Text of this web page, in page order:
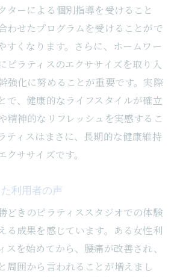
ターによる個別指導を受けること
わせたプログラムを受けることがで
すくなります。さらに、ホームワー
ピラティスのエクササイズを取り入
強化に努めることが重要です。実際
で、健康的なライフスタイルが確立
精神的なリフレッシュを実感するこ
ティスはまさに、長期的な健康維持
ササイズです。
利用者の声
どきのピラティススタジオでの体験
る成果を感じています。ある女性利
スを始めてから、腰痛が改善され、
周囲から言われることが増えまし